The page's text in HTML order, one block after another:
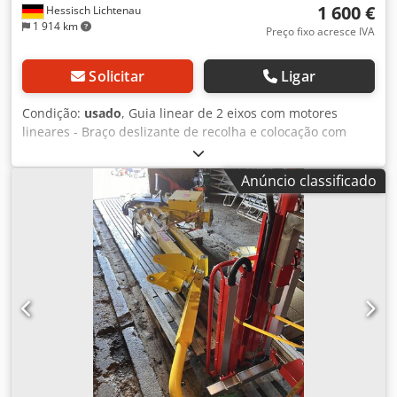
Hessisch Lichtenau
1 914 km
1 600 €
Preço fixo acresce IVA
Solicitar Ligar
Condição: usado, Guia linear de 2 eixos com motores
lineares - Braço deslizante de recolha e colocação com
guias lineares para automação Unidade de carregamento,
como robô Scara, manipulador, dispositivo de
manuseamento, sistema de manuseamento, pinça de
colocação, pinça de carregamento para automação
Fabricante SCHUNK - GEMOTEC - AFAG - LINMOT Tipo
PS01-37x240-M + E1100-MT + T01-/72/420 + EPM 37-780
Ano de fabrico aprox. 2005 Eixo horizontal com motor
linear Gemotec tipo EPM 37-780 Dcjdpfxsu H R Iwo Adkek
Tipo de atuador: EPM 37x780-M Módulo do eixo: LinMot
tipo E1100-MT-HC Movimento horizontal: 780 mm Força
nominal horizontal: 160 N Velocidade horizontal: 2,1 m/s
Aceleração horizontal: 12,4 m/s² Precisão de repetição: +/-
0,05 mm Capacidade de carga horizontal: máx. 7000 g
Coluna guia horizontal: Ø 20 mm Eixo vertical com motor
Anúncio classificado